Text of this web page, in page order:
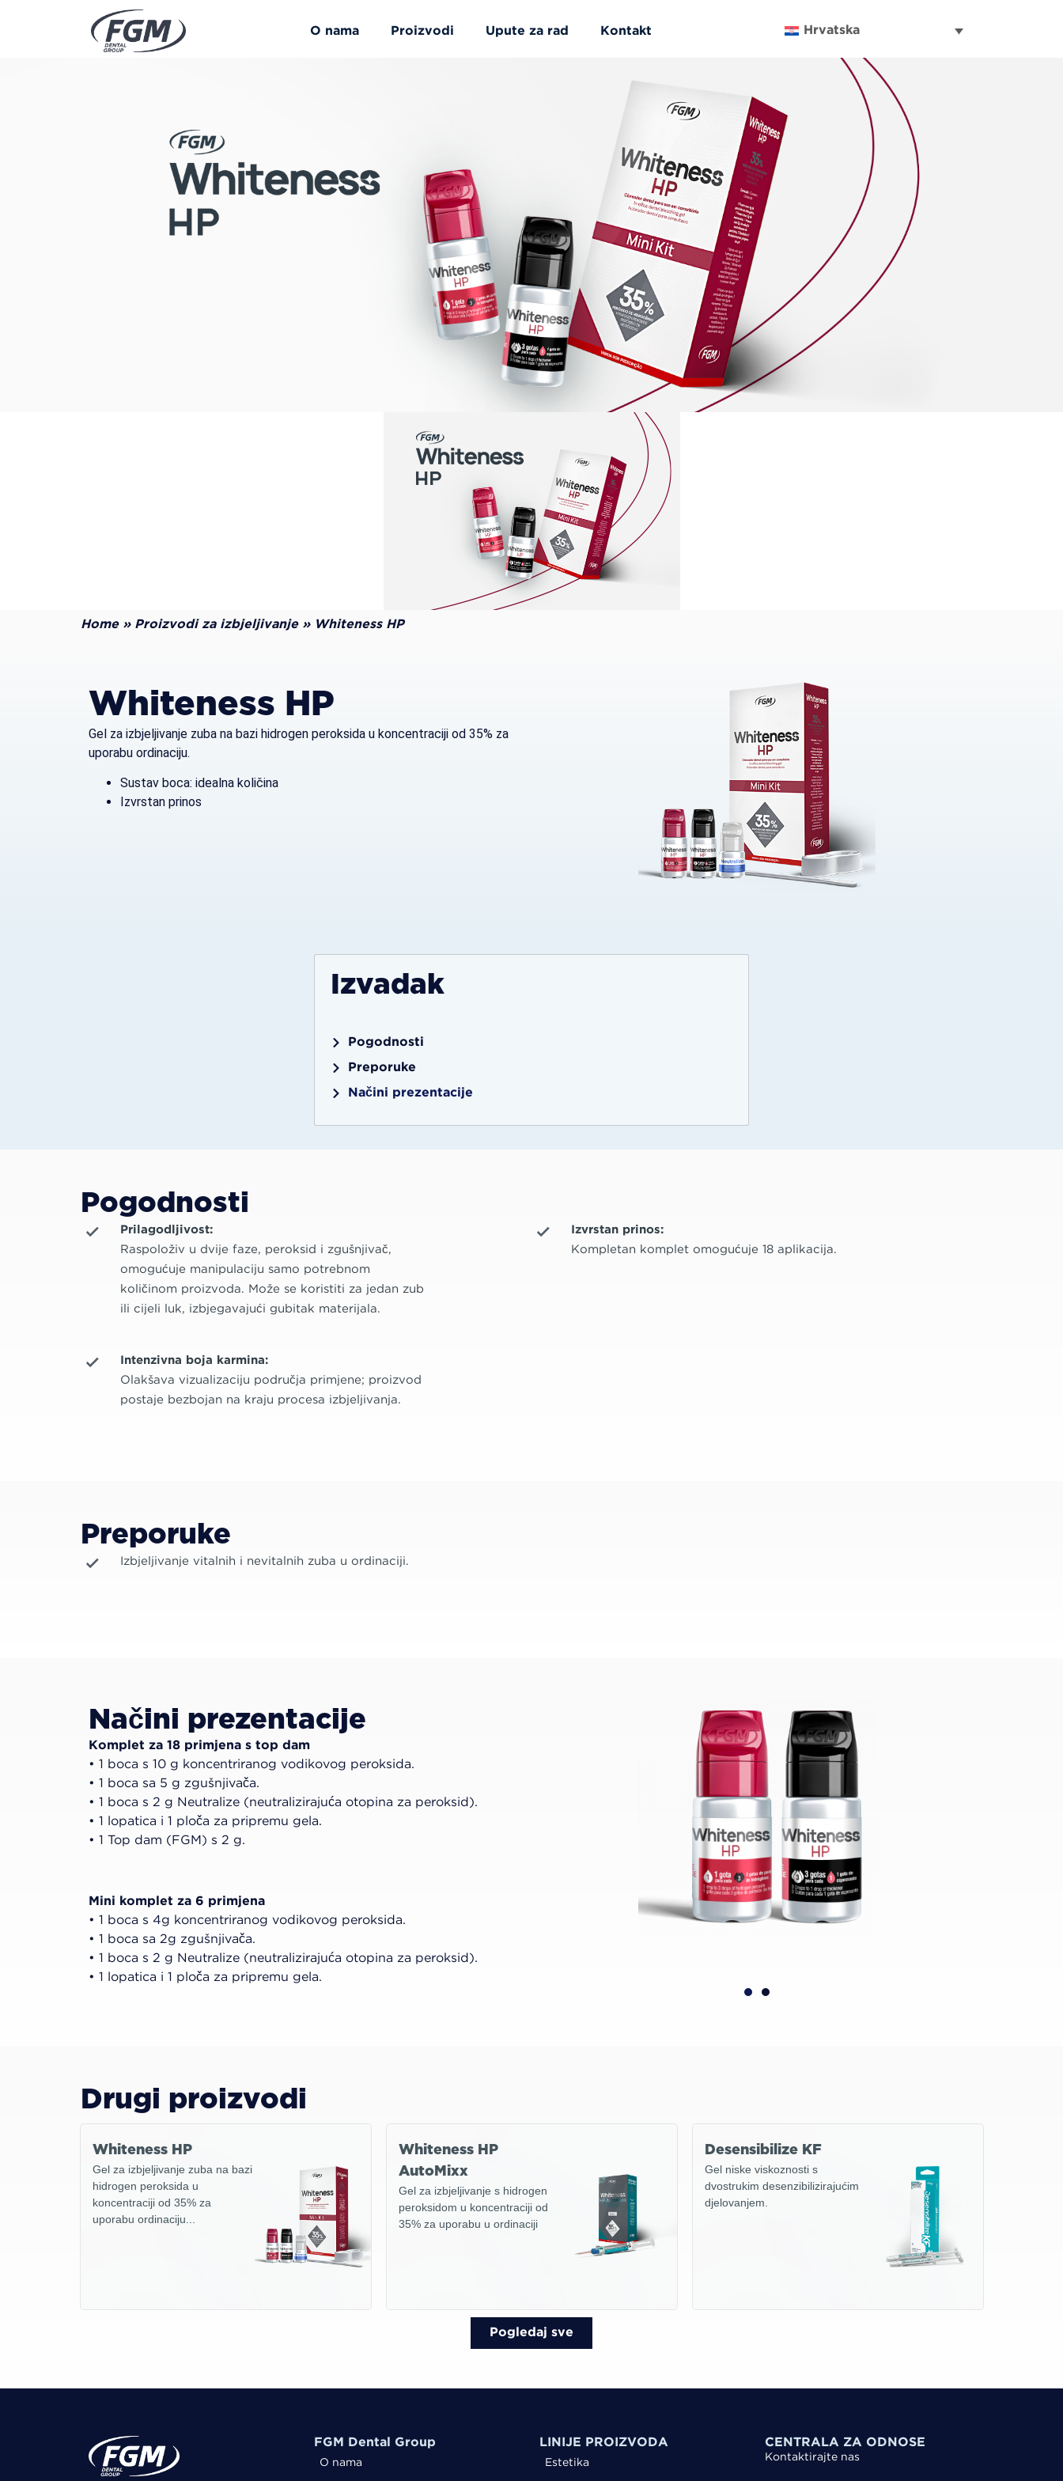
O nama Proizvodi Upute za rad Kontakt Hrvatska
Home» Proizvodi za izbjeljivanje» Whiteness HP
Whiteness HP
Gel za izbjeljivanje zuba na bazi hidrogen peroksida u koncentraciji od 35% za
uporabu ordinaciju.
Sustav boca: idealna količina
Izvrstan prinos
Izvadak
Pogodnosti
Preporuke
Načini prezentacije
Pogodnosti
Prilagodljivost:
Raspoloživ u dvije faze, peroksid i zgušnjivač,
omogućuje manipulaciju samo potrebnom
količinom proizvoda. Može se koristiti za jedan zub
ili cijeli luk, izbjegavajući gubitak materijala.
Izvrstan prinos:
Kompletan komplet omogućuje 18 aplikacija.
Intenzivna boja karmina:
Olakšava vizualizaciju područja primjene; proizvod
postaje bezbojan na kraju procesa izbjeljivanja.
Preporuke
Izbjeljivanje vitalnih i nevitalnih zuba u ordinaciji.
Načini prezentacije
Komplet za 18 primjena s top dam
• 1 boca s 10 g koncentriranog vodikovog peroksida.
• 1 boca sa 5 g zgušnjivača.
• 1 boca s 2 g Neutralize (neutralizirajuća otopina za peroksid).
• 1 lopatica i 1 ploča za pripremu gela.
• 1 Top dam (FGM) s 2 g.
Mini komplet za 6 primjena
• 1 boca s 4g koncentriranog vodikovog peroksida.
• 1 boca sa 2g zgušnjivača.
• 1 boca s 2 g Neutralize (neutralizirajuća otopina za peroksid).
• 1 lopatica i 1 ploča za pripremu gela.
Drugi proizvodi
Whiteness HP
Gel za izbjeljivanje zuba na bazi
hidrogen peroksida u
koncentraciji od 35% za
uporabu ordinaciju...
Whiteness HP
AutoMixx
Gel za izbjeljivanje s hidrogen
peroksidom u koncentraciji od
35% za uporabu u ordinaciji
Desensibilize KF
Gel niske viskoznosti s
dvostrukim desenzibilizirajućim
djelovanjem.
Pogledaj sve
FGM Dental Group
O nama
LINIJE PROIZVODA
Estetika
CENTRALA ZA ODNOSE
Kontaktirajte nas